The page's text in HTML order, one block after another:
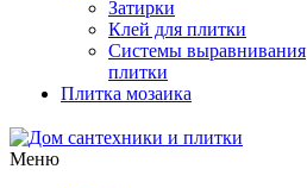
Затирки
Клей для плитки
Системы выравнивания
плитки
Плитка мозаика
Меню